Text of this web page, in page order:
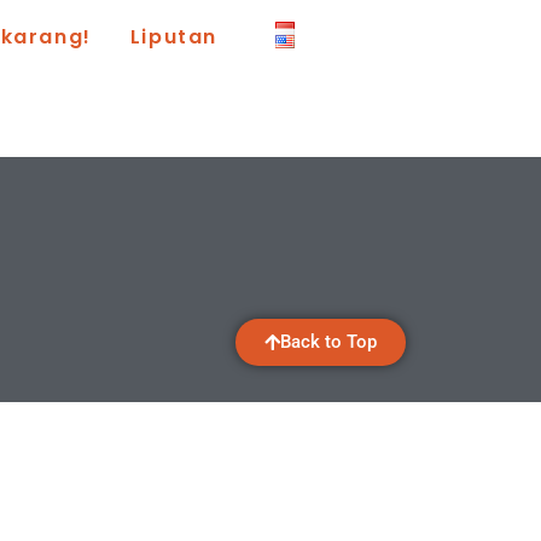
Liputan
Back to Top